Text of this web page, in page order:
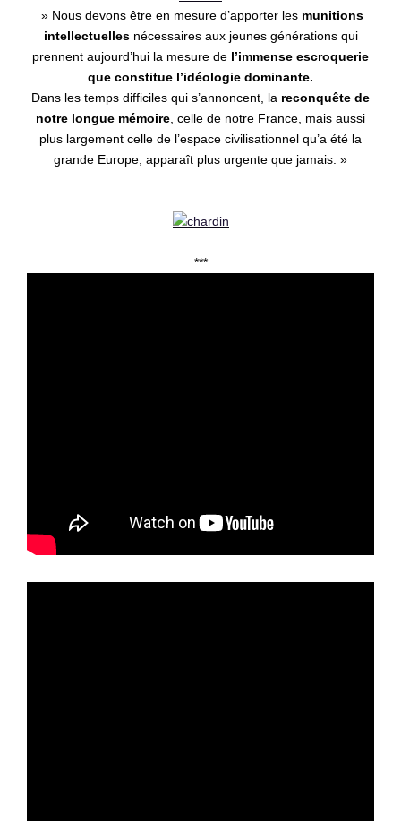
» Nous devons être en mesure d’apporter les munitions
intellectuellesnécessaires aux jeunes générations qui
prennent aujourd’hui la mesure de l’immense escroquerie
que constitue l’idéologie dominante.
Dans les temps difficiles qui s’annoncent, la reconquête de
notre longue mémoire, celle de notre France, mais aussi
plus largement celle de l’espace civilisationnel qu’a été la
grande Europe, apparaît plus urgente que jamais. »
***